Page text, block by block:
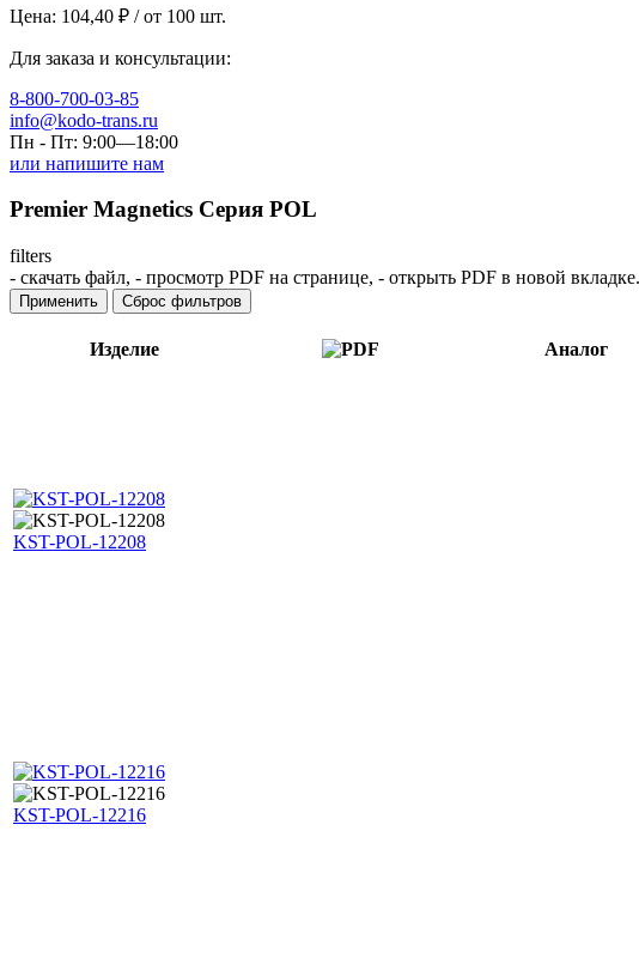
Цена: 104,40 ₽ / от 100 шт.
Для заказа и консультации:
8-800-700-03-85
info@kodo-trans.ru
Пн - Пт: 9:00—18:00
или напишите нам
Premier Magnetics Серия POL
filters
- скачать файл, - просмотр PDF на странице, - открыть PDF в новой вкладке.
Применить Сброс фильтров
Изделие Аналог
KST-POL-12208
KST-POL-12216